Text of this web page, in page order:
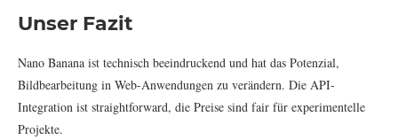
Unser Fazit
Nano Banana ist technisch beeindruckend und hat das Potenzial,
Bildbearbeitung in Web-Anwendungen zu verändern. Die API-
Integration ist straightforward, die Preise sind fair für experimentelle
Projekte.